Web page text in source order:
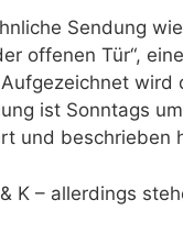
Sendung
offenen Tür“,
ist Sonntags
und beschrieben
K – allerdings